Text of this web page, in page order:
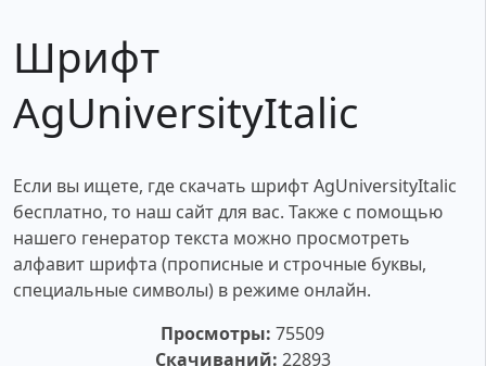
Шрифт
AgUniversityItalic
Если вы ищете, где скачать шрифт AgUniversityItalic
бесплатно, то наш сайт для вас. Также с помощью
нашего генератор текста можно просмотреть
алфавит шрифта (прописные и строчные буквы,
специальные символы) в режиме онлайн.
Просмотры: 75509
Скачиваний: 22893